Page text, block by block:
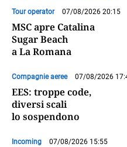
Tour operator 07/08/2026 20:15
MSC apre Catalina
Sugar Beach
a La Romana
Compagnie aeree 07/08/2026
EES: troppe code,
diversi scali
lo sospendono
Incoming 07/08/2026 15:55